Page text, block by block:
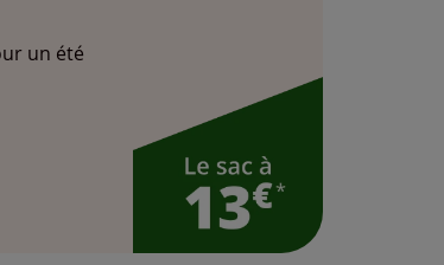
un été